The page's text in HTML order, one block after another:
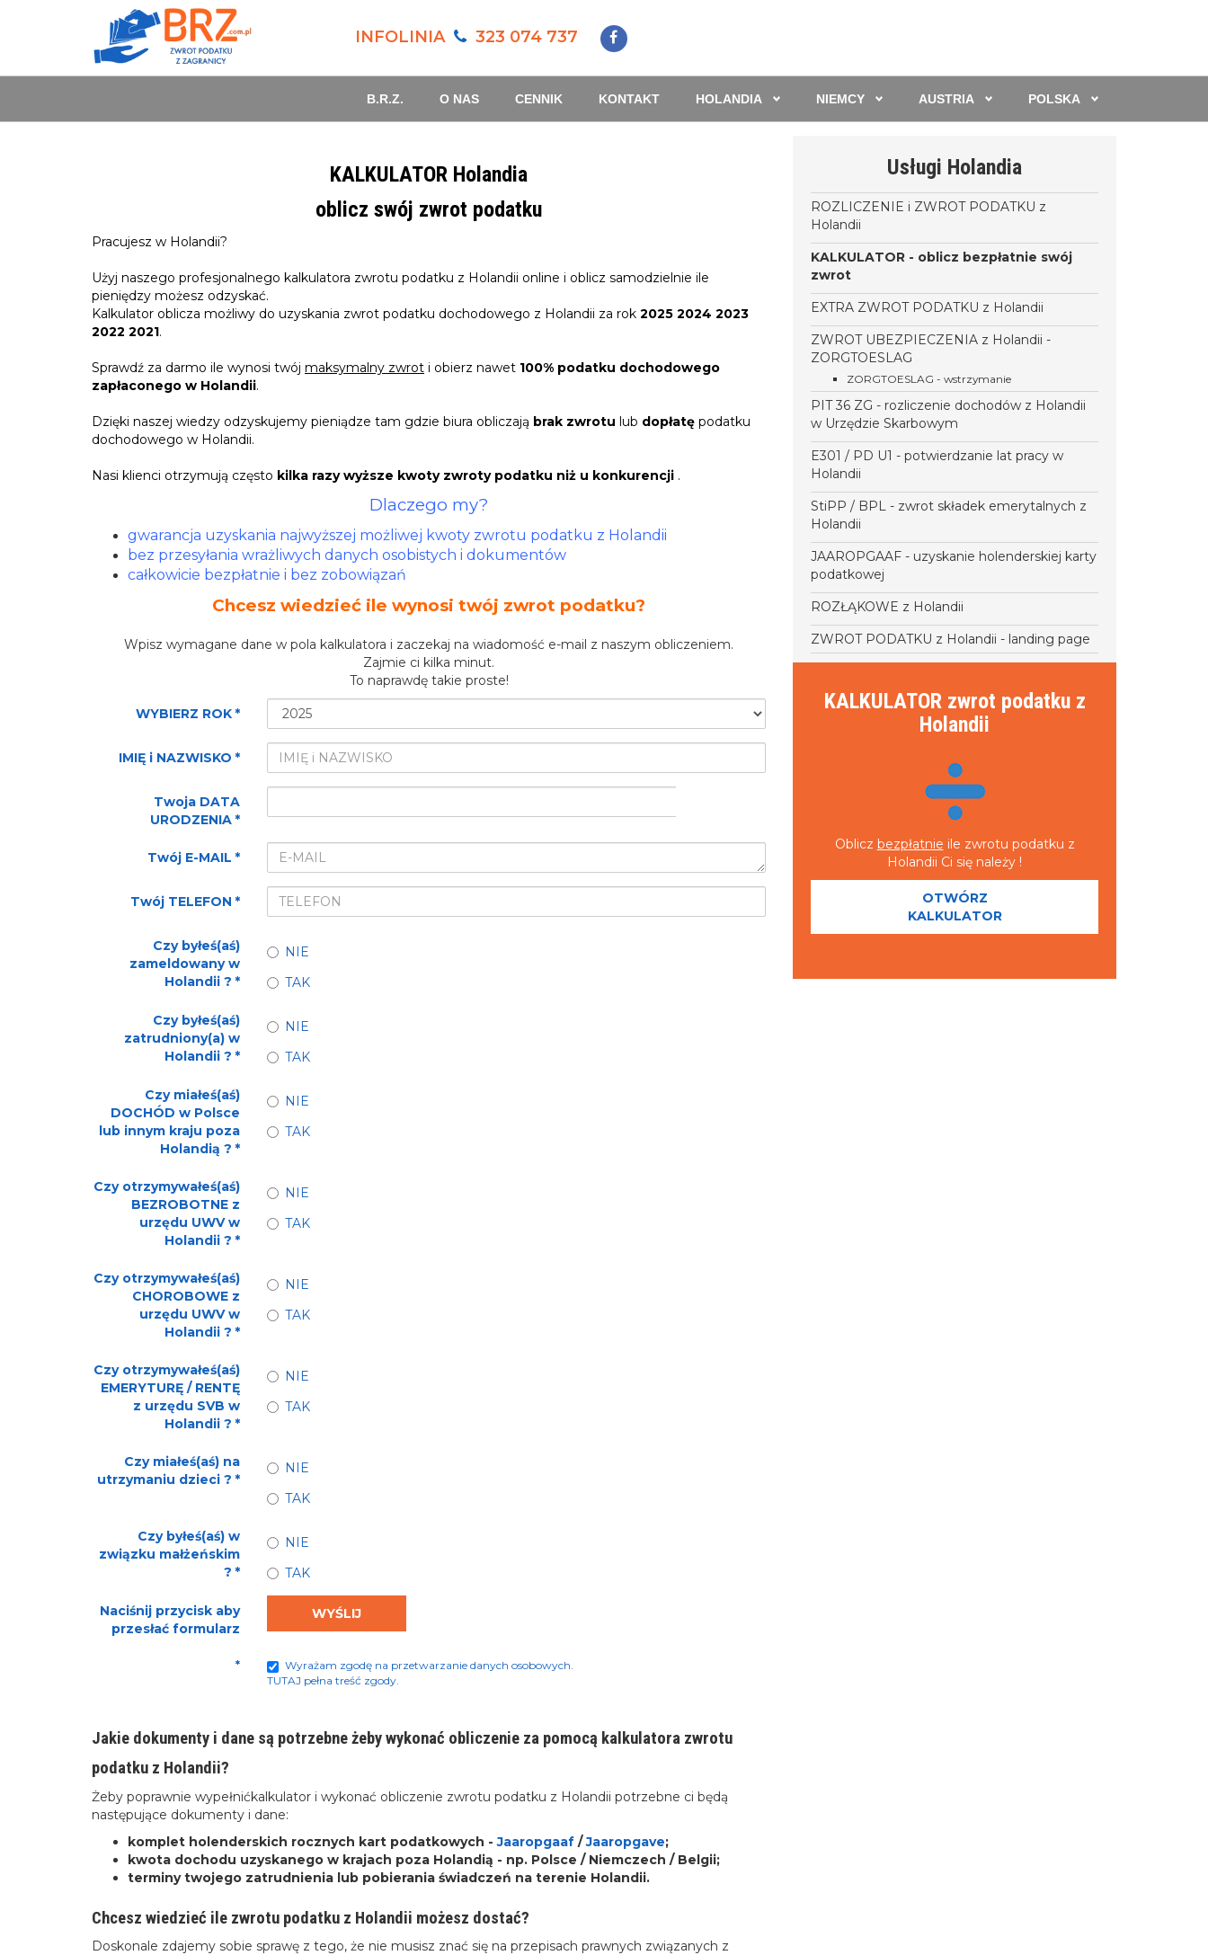
INFOLINIA 323 074 737
B.R.Z. O NAS CENNIK KONTAKT HOLANDIA NIEMCY AUSTRIA POLSKA
KALKULATOR Holandia
oblicz swój zwrot podatku
Pracujesz w Holandii?
Użyj naszego profesjonalnego kalkulatora zwrotu podatku z Holandii online i oblicz samodzielnie ile
pieniędzy możesz odzyskać.
Kalkulator oblicza możliwy do uzyskania zwrot podatku dochodowego z Holandii za rok 2025 2024 2023
2022 2021.
Sprawdź za darmo ile wynosi twój maksymalny zwrot i obierz nawet 100% podatku dochodowego
zapłaconego w Holandii.
Dzięki naszej wiedzy odzyskujemy pieniądze tam gdzie biura obliczają brak zwrotu lub dopłatę podatku
dochodowego w Holandii.
Nasi klienci otrzymują często kilka razy wyższe kwoty zwroty podatku niż u konkurencji .
Dlaczego my?
gwarancja uzyskania najwyższej możliwej kwoty zwrotu podatku z Holandii
bez przesyłania wrażliwych danych osobistych i dokumentów
całkowicie bezpłatnie i bez zobowiązań
Chcesz wiedzieć ile wynosi twój zwrot podatku?
Wpisz wymagane dane w pola kalkulatora i zaczekaj na wiadomość e-mail z naszym obliczeniem.
Zajmie ci kilka minut.
To naprawdę takie proste!
WYBIERZ ROK *
IMIĘ i NAZWISKO *
Twoja DATA
URODZENIA *
Twój E-MAIL *
Twój TELEFON *
Czy byłeś(aś)
zameldowany w
Holandii ? *
NIE
TAK
Czy byłeś(aś)
zatrudniony(a) w
Holandii ? *
NIE
TAK
Czy miałeś(aś)
DOCHÓD w Polsce
lub innym kraju poza
Holandią ? *
NIE
TAK
Czy otrzymywałeś(aś)
BEZROBOTNE z
urzędu UWV w
Holandii ? *
NIE
TAK
Czy otrzymywałeś(aś)
CHOROBOWE z
urzędu UWV w
Holandii ? *
NIE
TAK
Czy otrzymywałeś(aś)
EMERYTURĘ / RENTĘ
z urzędu SVB w
Holandii ? *
NIE
TAK
Czy miałeś(aś) na
utrzymaniu dzieci ? *
NIE
TAK
Czy byłeś(aś) w
związku małżeńskim
? *
NIE
TAK
Naciśnij przycisk aby
przesłać formularz
WYŚLIJ
*
Wyrażam zgodę na przetwarzanie danych osobowych.
TUTAJ pełna treść zgody.
Jakie dokumenty i dane są potrzebne żeby wykonać obliczenie za pomocą kalkulatora zwrotu
podatku z Holandii?
Żeby poprawnie wypełnićkalkulator i wykonać obliczenie zwrotu podatku z Holandii potrzebne ci będą
następujące dokumenty i dane:
komplet holenderskich rocznych kart podatkowych -Jaaropgaaf /Jaaropgave;
kwota dochodu uzyskanego w krajach poza Holandią - np. Polsce / Niemczech / Belgii;
terminy twojego zatrudnienia lub pobierania świadczeń na terenie Holandii.
Chcesz wiedzieć ile zwrotu podatku z Holandii możesz dostać?
Doskonale zdajemy sobie sprawę z tego, że nie musisz znać się na przepisach prawnych związanych z
Usługi Holandia
ROZLICZENIE i ZWROT PODATKU z
Holandii
KALKULATOR - oblicz bezpłatnie swój
zwrot
EXTRA ZWROT PODATKU z Holandii
ZWROT UBEZPIECZENIA z Holandii -
ZORGTOESLAG
ZORGTOESLAG - wstrzymanie
PIT 36 ZG - rozliczenie dochodów z Holandii
w Urzędzie Skarbowym
E301 / PD U1 - potwierdzanie lat pracy w
Holandii
StiPP / BPL - zwrot składek emerytalnych z
Holandii
JAAROPGAAF - uzyskanie holenderskiej karty
podatkowej
ROZŁĄKOWE z Holandii
ZWROT PODATKU z Holandii - landing page
KALKULATOR zwrot podatku z
Holandii
Oblicz bezpłatnie ile zwrotu podatku z
Holandii Ci się należy !
OTWÓRZ
KALKULATOR